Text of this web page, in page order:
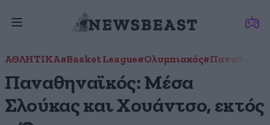
ΑΘΛΗΤΙΚΑ#Basket League#Ολυμπιακός
Παναθηναϊκός: Μέσα
Σλούκας και Χουάντσο, εκτός